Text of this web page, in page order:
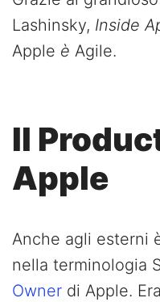
Lashinsky, Inside
Apple è Agile.
Il
Apple
Anche agli esterni
nella terminologia
Owner di Apple.